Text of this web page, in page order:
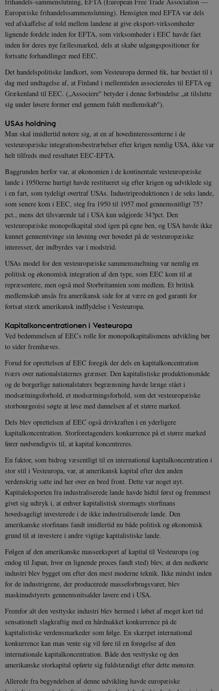
Europæiske frihandelssammenslutning). Hensigten med EFTA var dels
ved afskaffelse af told mellem landene at give eksport-virksomheder
lignende fordele inden for EFTA, som virksomheder i EEC havde fået
inden for deres nye fællesmarked, dels at skabe udgangspositioner for
fortsatte forhandlinger med EEC.
Det handelspolitiske landkort, som Vesteuropa dermed fik, har bestået til i
dag med undtagelse af, at Finland i mellemtiden associeredes til EFTA og
Grækenland til EEC. („Associere" betyder i denne forbindelse „at tilslutte
sig under løsere former end gennem fuldt medlemskab").
USAs holdning
Man skal imidlertid notere sig, at en af hovedinteressenterne i de
vesteuropæiske integrationsbestræbelser efter krigen nemlig USA, ikke var
helt tilfreds med resultatet EEC-EFTA.
Baggrunden herfor var, at økonomien i de kontinentale vesteuropæiske
lande i 1950erne hurtigt havde restitueret sig efter krigen og udviklede sig
i en fart, som tydeligt overtraf USAs. Industriproduktionen i de seks lande,
som senere kom i EEC, steg fra 1950 til 1957 med gennemsnitligt 75?
pct., mens det tilsvarende tal i USA kun udgjorde 34?pct. Den
vesteuropæiske monopolkapital stod igen på egne ben, og USA havde ikke
kunnet gennemtvinge sin løsning over hovedet på de vesteuropæiske
interesser, der indbyrdes var i modstrid.
USAs model for den vesteuropæiske sammensmeltning var nemlig en
politisk og økonomisk integration af den type, som EEC kom til at
repræsentere, men også med Storbritannien som medlem. Et britisk
medlemskab ansås fra amerikansk side for at være en god garanti for
fortsat stærk amerikansk indflydelse i Vesteuropa.
Kapitalkoncentrationen i Vesteuropa
Ved bedømmelsen af EECs rolle for monopolkapitalismens udvikling bør
to sider fremhæves.
Forud for oprettelsen af EEC foregik der dels en kapitalkoncentration
tværs over nationalstaternes grænser. Den kapitalistiske produktionsmåde
og de borgerlige nationalstaters begrænsning havde længe stået i
modsætningsforhold, et modsætningsforhold, som det vesteuropæiske
storbourgeoisi søgte at løse med dannelsen af et større marked.
Dels blev oprettelsen af EEC også drivkraften i en yderligere
kapitalkoncentration. Storforetagenders konkurrence på et større marked
fører nødvendigvis til, at kapital koncentreres.
En faktor, som bidrog væsentligt til en international kapitalkoncentration i
stor stil i Vesteuropa, var, at amerikansk kapital efter den anden
verdenskrig satte ind her over en bred front. Dette var noget nyt.
Kapitaleksporten fra industraliserede lande havde hidtil først og fremmest
givet sig udtryk i, at enhver kapitalistisk stormagts storfinans
hovedsageligt investerede i de ikke industrialiserede lande. Den
amerikanske storfinans fandt imidlertid nu både politisk og økonomisk
grund til at investere i andre vigtige kapitalistiske lande.
Følgen af den amerikanske masseeksport af kapital til Vesteuropa (og
endog til Japan, hvor en lignende proces fandt sted) blev, at den nedkørte
industri blev bygget om efter den mest moderne teknik. Ikke mindst inden
for de industrigrene, der producerede masseforbrugsvarer, blev
maskinudstyrets gennemsnitsalder lavere end i USA.
Fremfor alt den vesttyske industri blev hermed i løbet af meget kort tid
sensationelt slagkraftig med en hårdnakket konkurrence på de
kapitalistiske verdensmarkeder som følge. En skærpet international
konkurrence kan man vente sig vil føre til en forøgelse af den
internationale kapitalkoncentration. Både den vesttyske og den
amerikanske storkapital opførte sig fuldstændigt efter dette mønster.
Allerede fra begyndelsen af denne udvikling havde europæiske